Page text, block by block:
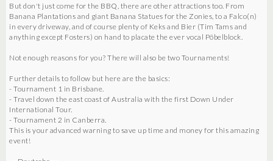
But don't just come for the BBQ, there are other attractions too. From
Banana Plantations and giant Banana Statues for the Zonies, to a Falco(n)
in every driveway, and of course plenty of Keks and Bier (Tim Tams and
anything except Fosters) on hand to placate the ever vocal Pöbelblock.
Not enough reasons for you? There will also be two Tournaments!
Further details to follow but here are the basics:
- Tournament 1 in Brisbane.
- Travel down the east coast of Australia with the first Down Under
International Tour.
- Tournament 2 in Canberra.
This is your advanced warning to save up time and money for this amazing
event!